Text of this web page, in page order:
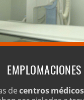
EMPLOMACIONES
decentros médicos